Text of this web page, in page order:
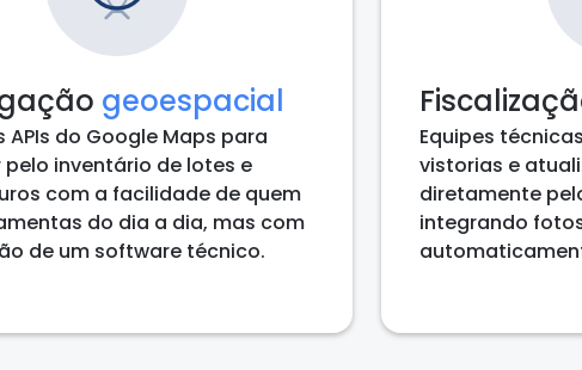
geoespacial
APIs do Google Maps para
pelo inventário de lotes e
com a facilidade de quem
do dia a dia, mas com
de um software técnico.
Equipes
vistorias e
diretamente
integrando